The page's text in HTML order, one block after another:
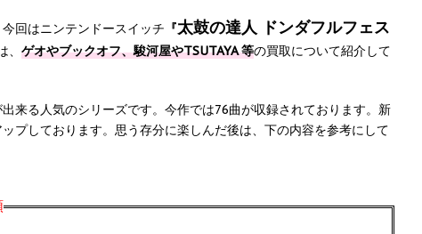
回はニンテンドースイッチ 『太鼓の達人 ドンダフルフェス
ゲオやブックオフ、駿河屋やTSUTAYA 等の買取について紹介して
来る人気のシリーズです。今作では76曲が収録されております。新
プしております。思う存分に楽しんだ後は、下の内容を参考にして